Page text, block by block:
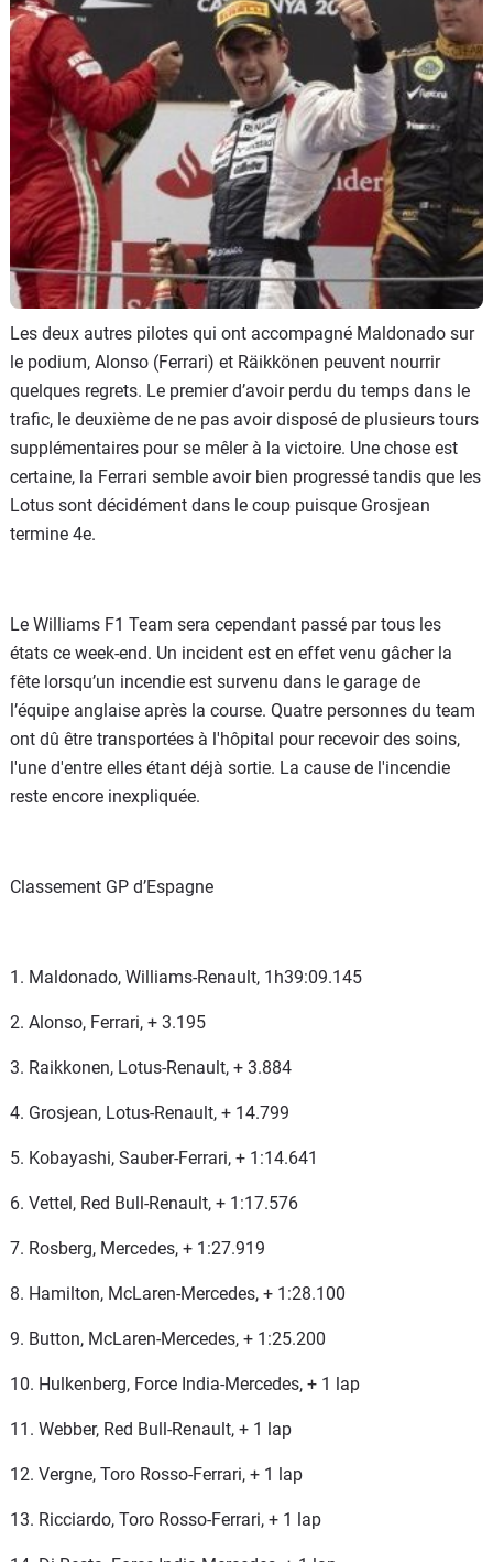
Les deux autres pilotes qui ont accompagné Maldonado sur
le podium, Alonso (Ferrari) et Räikkönen peuvent nourrir
quelques regrets. Le premier d’avoir perdu du temps dans le
trafic, le deuxième de ne pas avoir disposé de plusieurs tours
supplémentaires pour se mêler à la victoire. Une chose est
certaine, la Ferrari semble avoir bien progressé tandis que les
Lotus sont décidément dans le coup puisque Grosjean
termine 4e.
Le Williams F1 Team sera cependant passé par tous les
états ce week-end. Un incident est en effet venu gâcher la
fête lorsqu’un incendie est survenu dans le garage de
l’équipe anglaise après la course. Quatre personnes du team
ont dû être transportées à l'hôpital pour recevoir des soins,
l'une d'entre elles étant déjà sortie. La cause de l'incendie
reste encore inexpliquée.
Classement GP d’Espagne
1. Maldonado, Williams-Renault, 1h39:09.145
2. Alonso, Ferrari, + 3.195
3. Raikkonen, Lotus-Renault, + 3.884
4. Grosjean, Lotus-Renault, + 14.799
5. Kobayashi, Sauber-Ferrari, + 1:14.641
6. Vettel, Red Bull-Renault, + 1:17.576
7. Rosberg, Mercedes, + 1:27.919
8. Hamilton, McLaren-Mercedes, + 1:28.100
9. Button, McLaren-Mercedes, + 1:25.200
10. Hulkenberg, Force India-Mercedes, + 1 lap
11. Webber, Red Bull-Renault, + 1 lap
12. Vergne, Toro Rosso-Ferrari, + 1 lap
13. Ricciardo, Toro Rosso-Ferrari, + 1 lap